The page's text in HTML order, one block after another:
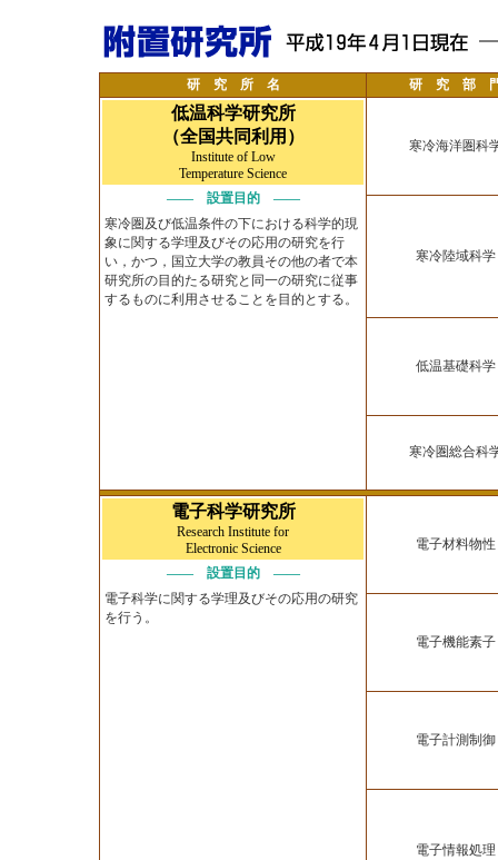
研 究 所 名 研 究 部
低温科学研究所
（全国共同利用）
Institute of Low
Temperature Science
―― 設置目的 ――
寒冷圏及び低温条件の下における科学的現
象に関する学理及びその応用の研究を行
い，かつ，国立大学の教員その他の者で本
研究所の目的たる研究と同一の研究に従事
するものに利用させることを目的とする。
寒冷海洋圏科
寒冷陸域科学
低温基礎科学
寒冷圏総合科
電子科学研究所
Research Institute for
Electronic Science
―― 設置目的 ――
電子科学に関する学理及びその応用の研究
を行う。
電子材料物性
電子機能素子
電子計測制御
電子情報処理